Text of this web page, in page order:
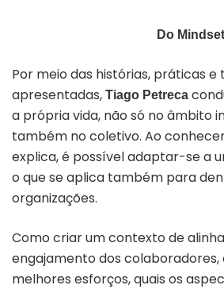
Do
Por meio das histórias, práticas e
apresentadas, Tiago Petreca
a própria vida, não só no âmbito
também no coletivo. Ao
explica, é possível adaptar-se a
o que se aplica também para
organizações.
Como criar um contexto de
engajamento dos
melhores esforços, quais os